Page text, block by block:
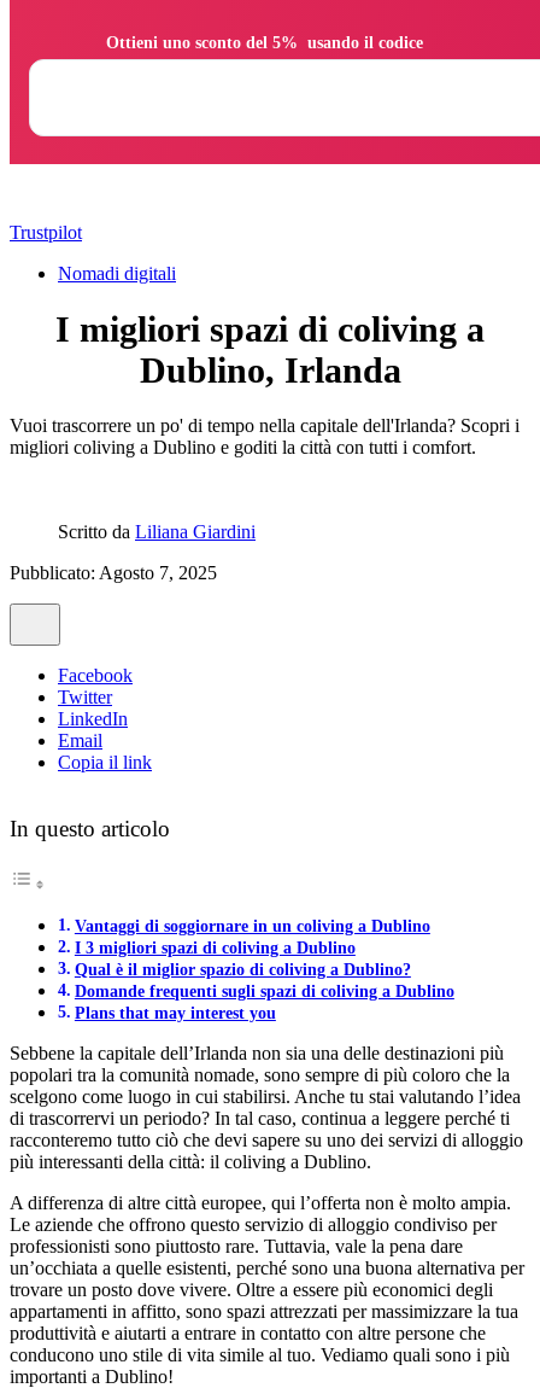
Trustpilot
Nomadi digitali
I migliori spazi di coliving a
Dublino, Irlanda
Vuoi trascorrere un po' di tempo nella capitale dell'Irlanda? Scopri i
migliori coliving a Dublino e goditi la città con tutti i comfort.
Scritto da Liliana Giardini
Pubblicato: Agosto 7, 2025
Facebook
Twitter
LinkedIn
Email
Copia il link
In questo articolo
Vantaggi di soggiornare in un coliving a Dublino
I 3 migliori spazi di coliving a Dublino
Qual è il miglior spazio di coliving a Dublino?
Domande frequenti sugli spazi di coliving a Dublino
Plans that may interest you
Sebbene la capitale dell’Irlanda non sia una delle destinazioni più
popolari tra la comunità nomade, sono sempre di più coloro che la
scelgono come luogo in cui stabilirsi. Anche tu stai valutando l’idea
di trascorrervi un periodo? In tal caso, continua a leggere perché ti
racconteremo tutto ciò che devi sapere su uno dei servizi di alloggio
più interessanti della città: il coliving a Dublino.
A differenza di altre città europee, qui l’offerta non è molto ampia.
Le aziende che offrono questo servizio di alloggio condiviso per
professionisti sono piuttosto rare. Tuttavia, vale la pena dare
un’occhiata a quelle esistenti, perché sono una buona alternativa per
trovare un posto dove vivere. Oltre a essere più economici degli
appartamenti in affitto, sono spazi attrezzati per massimizzare la tua
produttività e aiutarti a entrare in contatto con altre persone che
conducono uno stile di vita simile al tuo. Vediamo quali sono i più
importanti a Dublino!